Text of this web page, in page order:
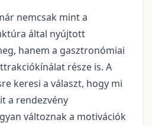
nemcsak mint a
által nyújtott
hanem a gasztronómiai
része is. A
keresi a választ, hogy mi
a rendezvény
változnak a motivációk